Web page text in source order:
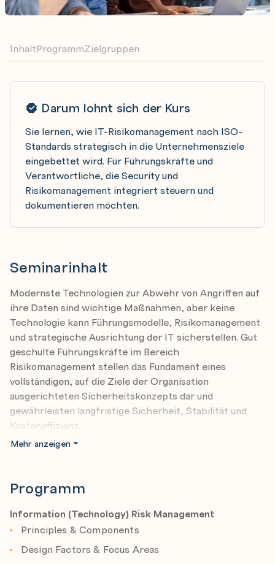
Darum lohnt sich der Kurs
Sie lernen, wie IT-Risikomanagement nach ISO-
Standards strategisch in die Unternehmensziele
eingebettet wird. Für Führungskräfte und
Verantwortliche, die Security und
Risikomanagement integriert steuern und
dokumentieren möchten.
Seminarinhalt
Modernste Technologien zur Abwehr von Angriff­en auf
ihre Daten sind wichtige Maßnahmen, aber keine
Technologie kann Führungsmodelle, Risikomanagement
und strategische Ausrichtung der IT sicherstellen. Gut
geschulte Führungskräfte im Bereich
Risikomanagement stellen das Fundament eines
vollständigen, auf die Ziele der Organisation
ausgerichteten Sicherheitskonzepts dar und
gewährleisten langfristige Sicherheit, Stabilität und
Kosteneffizienz.
Das Seminar richtet sich primär an Führungskräfte mit
Themenbereich Governance, Risk und Compliance im
Kontext von IT bzw. Informationssicherheit.
Mit dem Wissen über aktuelle Methoden und
Sicherheitskonzepte bewaffnet, können Sie Sicherheit
in die oberste Planungs- und Steuerungebene Ihrer
Organisation integrieren. So können die Informaitons- &
Mehr anzeigen
Programm
Information (Technology) Risk Management
Principles & Components
Design Factors & Focus Areas
InhaltProgrammZielgruppen